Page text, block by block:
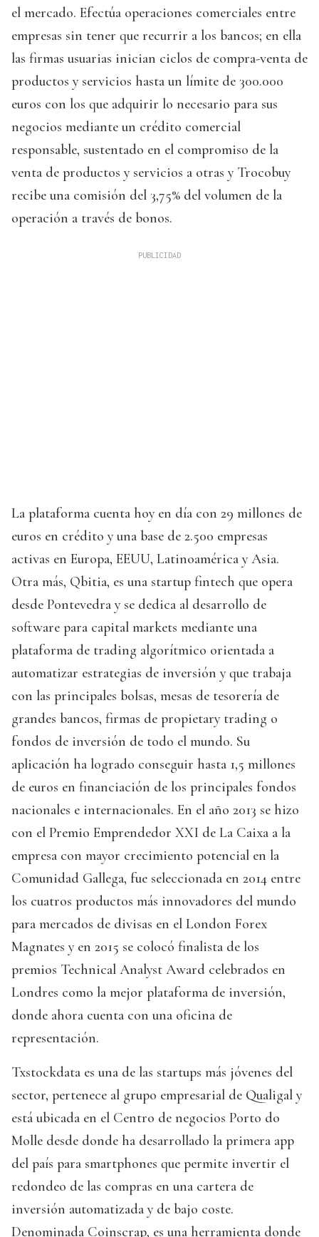
el mercado. Efectúa operaciones comerciales entre
empresas sin tener que recurrir a los bancos; en ella
las firmas usuarias inician ciclos de compra-venta de
productos y servicios hasta un límite de 300.000
euros con los que adquirir lo necesario para sus
negocios mediante un crédito comercial
responsable, sustentado en el compromiso de la
venta de productos y servicios a otras y Trocobuy
recibe una comisión del 3,75% del volumen de la
operación a través de bonos.
La plataforma cuenta hoy en día con 29 millones de
euros en crédito y una base de 2.500 empresas
activas en Europa, EEUU, Latinoamérica y Asia.
Otra más, Qbitia, es una startup fintech que opera
desde Pontevedra y se dedica al desarrollo de
software para capital markets mediante una
plataforma de trading algorítmico orientada a
automatizar estrategias de inversión y que trabaja
con las principales bolsas, mesas de tesorería de
grandes bancos, firmas de propietary trading o
fondos de inversión de todo el mundo. Su
aplicación ha logrado conseguir hasta 1,5 millones
de euros en financiación de los principales fondos
nacionales e internacionales. En el año 2013 se hizo
con el Premio Emprendedor XXI de La Caixa a la
empresa con mayor crecimiento potencial en la
Comunidad Gallega, fue seleccionada en 2014 entre
los cuatros productos más innovadores del mundo
para mercados de divisas en el London Forex
Magnates y en 2015 se colocó finalista de los
premios Technical Analyst Award celebrados en
Londres como la mejor plataforma de inversión,
donde ahora cuenta con una oficina de
representación.
Txstockdata es una de las startups más jóvenes del
sector, pertenece al grupo empresarial de Qualigal y
está ubicada en el Centro de negocios Porto do
Molle desde donde ha desarrollado la primera app
del país para smartphones que permite invertir el
redondeo de las compras en una cartera de
inversión automatizada y de bajo coste.
Denominada Coinscrap, es una herramienta donde